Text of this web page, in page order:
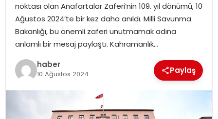
noktası olan Anafartalar Zaferi’nin 109. yıl dönümü, 10
Ağustos 2024’te bir kez daha anıldı. Milli Savunma
Bakanlığı, bu önemli zaferi unutmamak adına
anlamlı bir mesaj paylaştı. Kahramanlık…
haber
10 Ağustos 2024 Paylaş